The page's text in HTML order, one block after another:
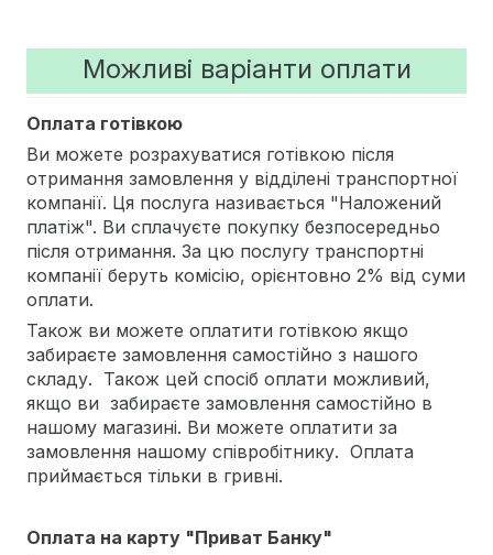
Можливі варіанти оплати
Оплата готівкою
Ви можете розрахуватися готівкою після
отримання замовлення у відділені транспортної
компанії. Ця послуга називається "Наложений
платіж". Ви сплачуєте покупку безпосередньо
після отримання. За цю послугу транспортні
компанії беруть комісію, орієнтовно 2% від суми
оплати.
Також ви можете оплатити готівкою якщо
забираєте замовлення самостійно з нашого
складу. Також цей спосіб оплати можливий,
якщо ви забираєте замовлення самостійно в
нашому магазині. Ви можете оплатити за
замовлення нашому співробітнику. Оплата
приймається тільки в гривні.
Оплата на карту "Приват Банку"